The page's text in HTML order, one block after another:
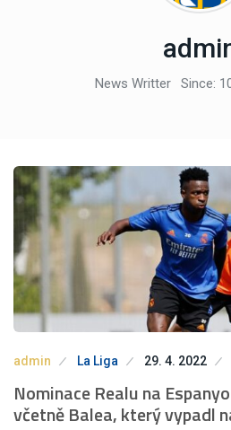
News Writter Since:
admin La Liga 29. 4. 2022
Nominace Realu na
včetně Balea, který vypadl